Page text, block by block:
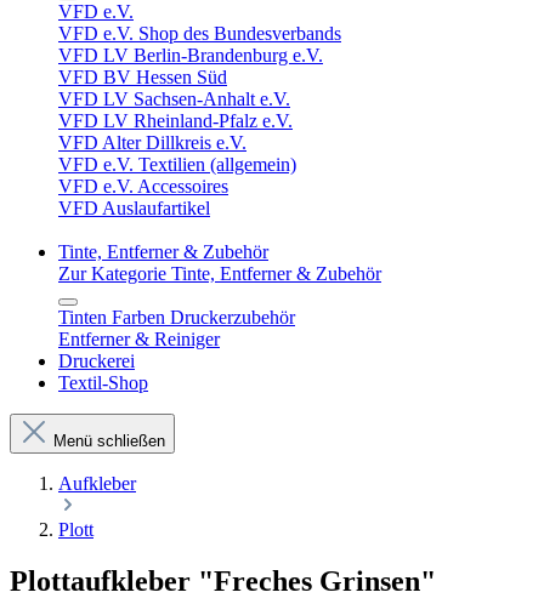
VFD e.V.
VFD e.V. Shop des Bundesverbands
VFD LV Berlin-Brandenburg e.V.
VFD BV Hessen Süd
VFD LV Sachsen-Anhalt e.V.
VFD LV Rheinland-Pfalz e.V.
VFD Alter Dillkreis e.V.
VFD e.V. Textilien (allgemein)
VFD e.V. Accessoires
VFD Auslaufartikel
Tinte, Entferner & Zubehör
Zur Kategorie Tinte, Entferner & Zubehör
Tinten Farben Druckerzubehör
Entferner & Reiniger
Druckerei
Textil-Shop
Menü schließen
Aufkleber
Plott
Plottaufkleber "Freches Grinsen"